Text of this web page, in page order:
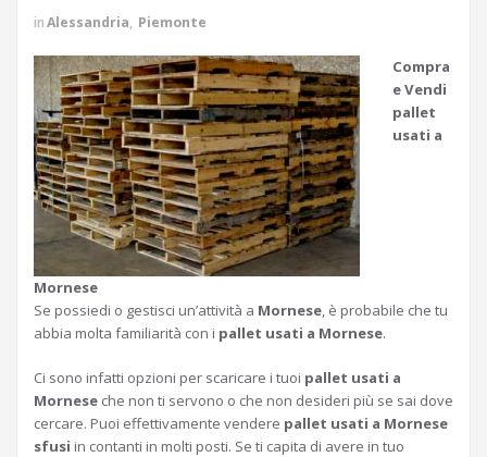
inAlessandria, Piemonte
Compra
e Vendi
pallet
usati a
Mornese
Se possiedi o gestisci un’attività a Mornese, è probabile che tu
abbia molta familiarità con i pallet usati a Mornese.
Ci sono infatti opzioni per scaricare i tuoi pallet usati a
Mornese che non ti servono o che non desideri più se sai dove
cercare. Puoi effettivamente vendere pallet usati a Mornese
sfusi in contanti in molti posti. Se ti capita di avere in tuo